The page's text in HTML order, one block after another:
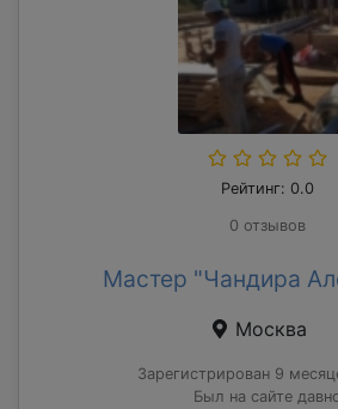
Рейтинг: 0.0
0 отзывов
Мастер "Чандира
Москва
Зарегистрирован 9
Был на сайте